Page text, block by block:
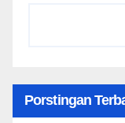
Porstingan